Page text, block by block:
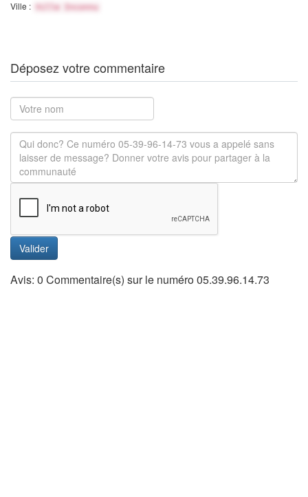
Ville : Ville Inconnu
Déposez votre commentaire
Valider
Avis: 0 Commentaire(s) sur le numéro 05.39.96.14.73